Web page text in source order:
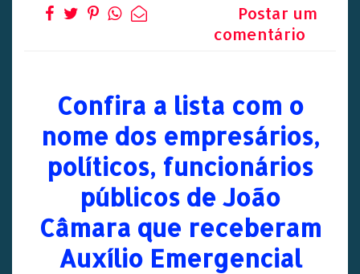
Postar um
comentário
Confira a lista com o
nome dos empresários,
políticos, funcionários
públicos de João
Câmara que receberam
Auxílio Emergencial